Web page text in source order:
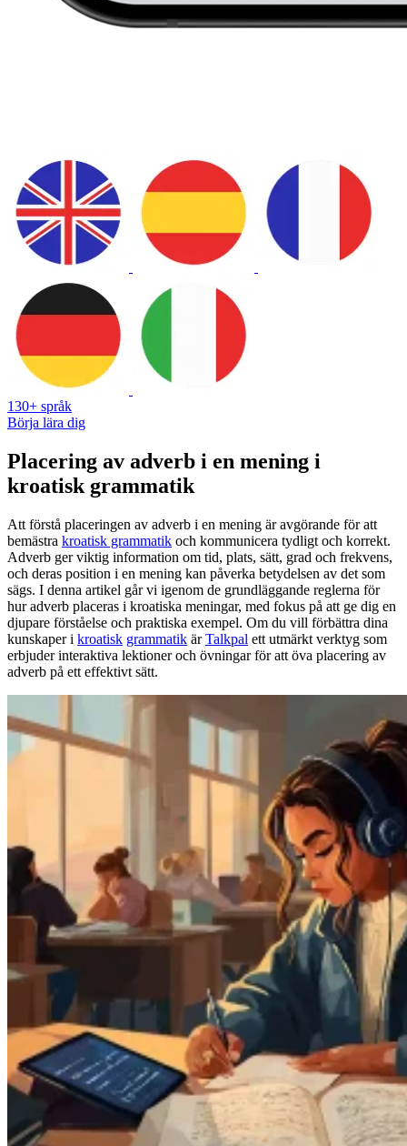
130+ språk
Börja lära dig
Placering av adverb i en mening i
kroatisk grammatik
Att förstå placeringen av adverb i en mening är avgörande för att
bemästra kroatisk grammatik och kommunicera tydligt och korrekt.
Adverb ger viktig information om tid, plats, sätt, grad och frekvens,
och deras position i en mening kan påverka betydelsen av det som
sägs. I denna artikel går vi igenom de grundläggande reglerna för
hur adverb placeras i kroatiska meningar, med fokus på att ge dig en
djupare förståelse och praktiska exempel. Om du vill förbättra dina
kunskaper i kroatisk grammatik ärTalkpal ett utmärkt verktyg som
erbjuder interaktiva lektioner och övningar för att öva placering av
adverb på ett effektivt sätt.